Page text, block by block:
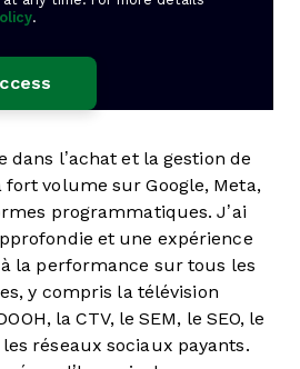
.
dans l’achat et la gestion de
volume sur Google, Meta,
programmatiques. J’ai
et une expérience
la performance sur tous les
y compris la télévision
la CTV, le SEM, le SEO, le
réseaux sociaux payants.